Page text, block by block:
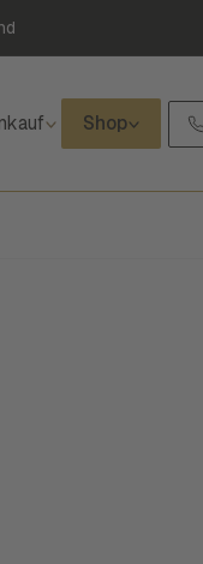
Shop